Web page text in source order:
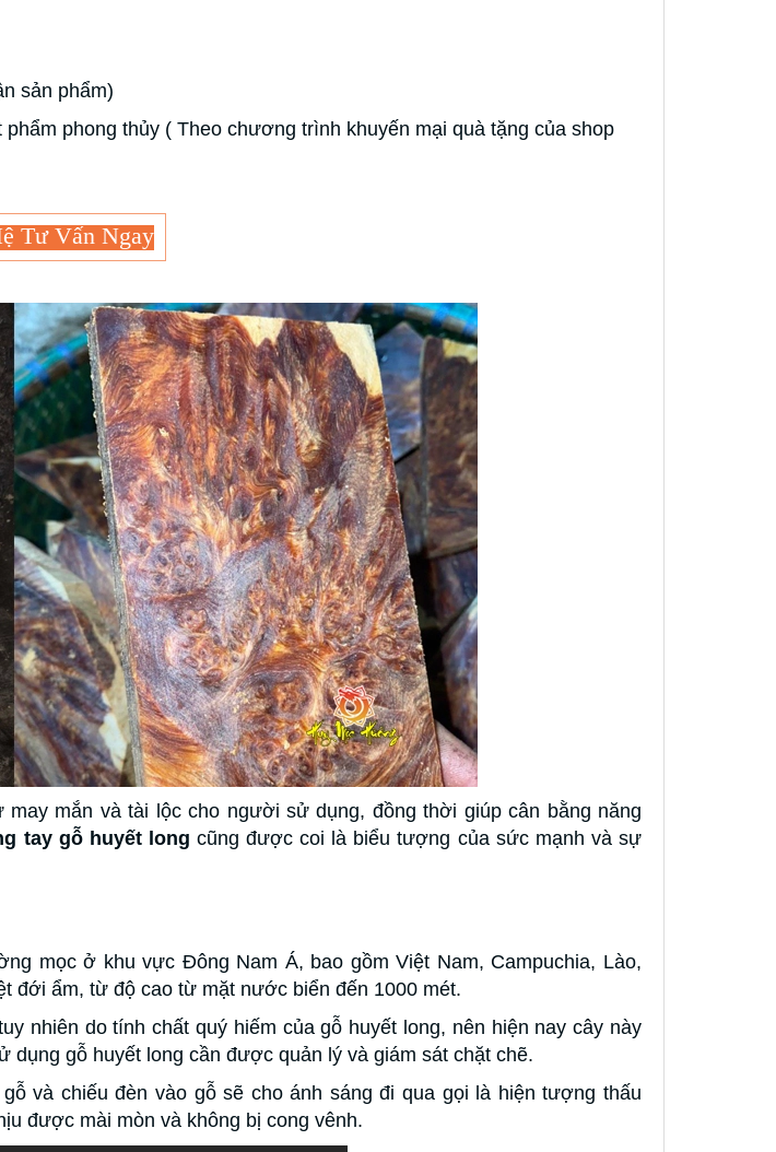
sản phẩm)
phong thủy ( Theo chương trình khuyến mại quà tặng của shop
Tư Vấn Ngay
may mắn và tài lộc cho người sử dụng, đồng thời giúp cân bằng năng
tay gỗ huyết long cũng được coi là biểu tượng của sức mạnh và sự
mọc ở khu vực Đông Nam Á, bao gồm Việt Nam, Campuchia, Lào,
đới ẩm, từ độ cao từ mặt nước biển đến 1000 mét.
nhiên do tính chất quý hiếm của gỗ huyết long, nên hiện nay cây này
gỗ huyết long cần được quản lý và giám sát chặt chẽ.
và chiếu đèn vào gỗ sẽ cho ánh sáng đi qua gọi là hiện tượng thấu
được mài mòn và không bị cong vênh.